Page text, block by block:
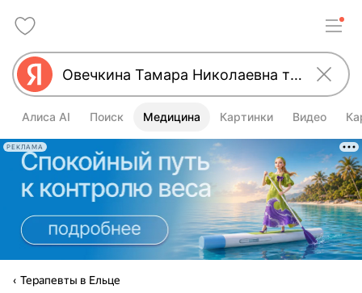
Алиса AI Поиск Медицина Картинки Видео
РЕКЛАМА
Терапевты в Ельце